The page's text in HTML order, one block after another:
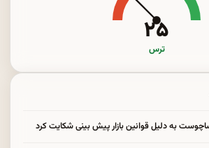
۲۵
ترس